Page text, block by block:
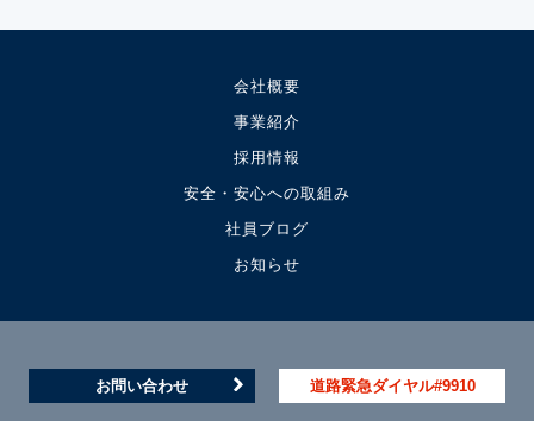
会社概要
事業紹介
採用情報
安全・安心への取組み
社員ブログ
お知らせ
お問い合わせ 道路緊急ダイヤル#9910